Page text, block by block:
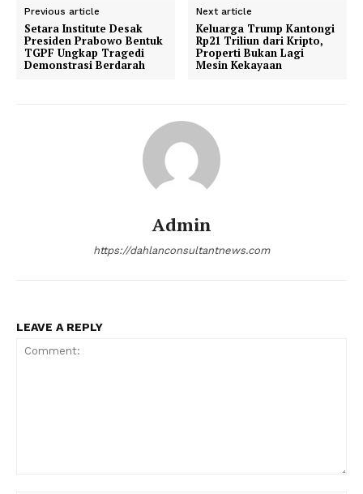
Previous article
Setara Institute Desak
Presiden Prabowo Bentuk
TGPF Ungkap Tragedi
Demonstrasi Berdarah
Next article
Keluarga Trump Kantongi
Rp21 Triliun dari Kripto,
Properti Bukan Lagi
Mesin Kekayaan
Admin
https://dahlanconsultantnews.com
LEAVE A REPLY